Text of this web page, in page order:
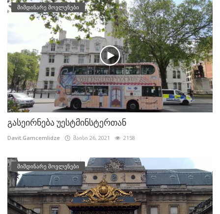
მიმდინარე მოვლენები
გასეირნება უესტმინსტერთან
Davit.Gamcemlidze მაისი 26, 2021 2158
მიმდინარე მოვლენები